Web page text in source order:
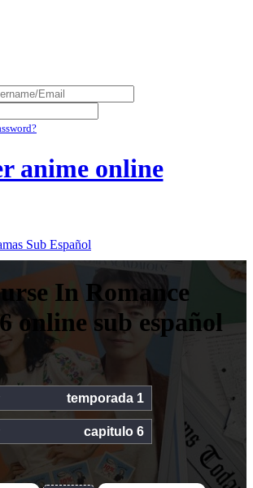
anime online
Sub Español
In Romance
online sub español